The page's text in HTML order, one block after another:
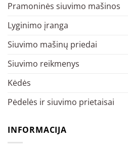
Pramoninės siuvimo mašinos
Lyginimo įranga
Siuvimo mašinų priedai
Siuvimo reikmenys
Kėdės
Pėdelės ir siuvimo prietaisai
INFORMACIJA